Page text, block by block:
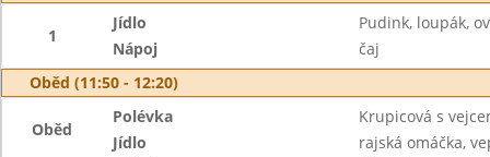
1
Jídlo
Pudink, loupák,
Nápoj
čaj
Oběd (11:50 - 12:20)
Oběd
Polévka
Krupicová s
Jídlo
rajská omáčka,